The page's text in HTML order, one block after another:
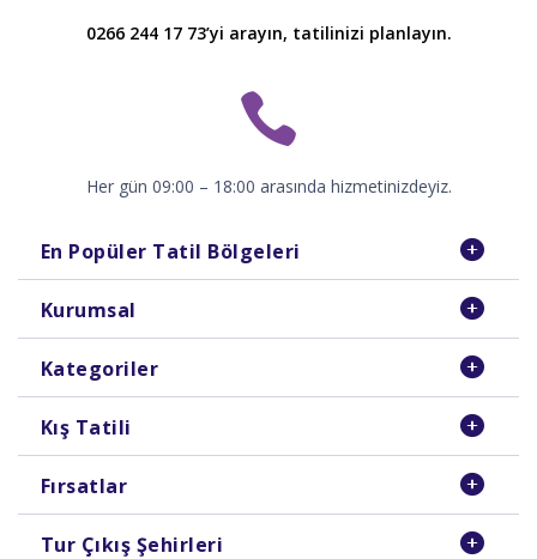
0266 244 17 73’yi arayın, tatilinizi planlayın.
Her gün 09:00 – 18:00 arasında hizmetinizdeyiz.
En Popüler Tatil Bölgeleri
Kurumsal
Kategoriler
Kış Tatili
Fırsatlar
Tur Çıkış Şehirleri